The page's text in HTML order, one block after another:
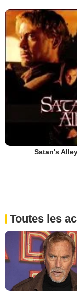
Satan's
Toutes les